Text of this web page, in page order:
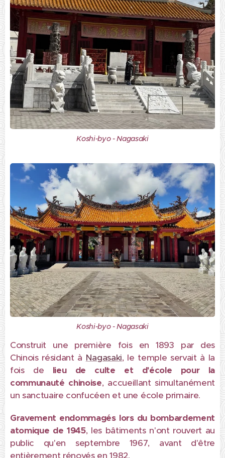
Koshi-byo - Nagasaki
Koshi-byo - Nagasaki
Construit une première fois en 1893 par des
Chinois résidant à Nagasaki, le temple servait à la
fois de lieu de culte et d'école pour la
communauté chinoise, accueillant simultanément
un sanctuaire confucéen et une école primaire.
Gravement endommagés lors du bombardement
atomique de 1945, les bâtiments n'ont rouvert au
public qu'en septembre 1967, avant d'être
entièrement rénovés en 1982.